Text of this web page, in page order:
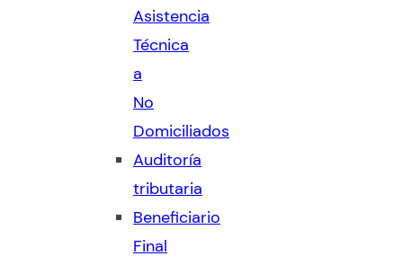
Asistencia
Técnica
a
No
Domiciliados
Auditoría
tributaria
Beneficiario
Final